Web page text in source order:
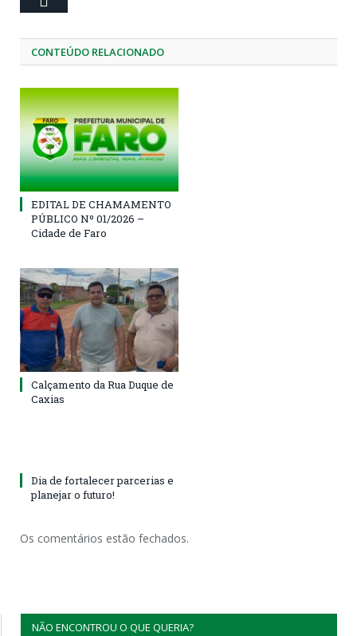
CONTEÚDO RELACIONADO
EDITAL DE CHAMAMENTO
PÚBLICO Nº 01/2026 –
Cidade de Faro
Calçamento da Rua Duque de
Caxias
Dia de fortalecer parcerias e
planejar o futuro!
Os comentários estão fechados.
NÃO ENCONTROU O QUE QUERIA?